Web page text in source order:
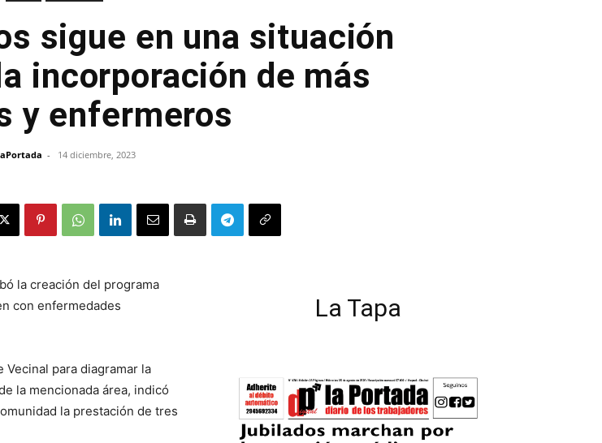
sigue en una situación
incorporación de más
y enfermeros
- 14 diciembre, 2023
la creación del programa
con enfermedades
para diagramar la
la mencionada área, indicó
la prestación de tres
La Tapa